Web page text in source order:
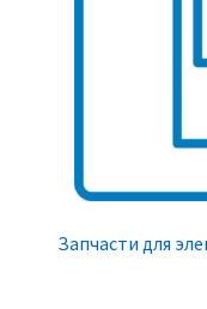
Запчасти для